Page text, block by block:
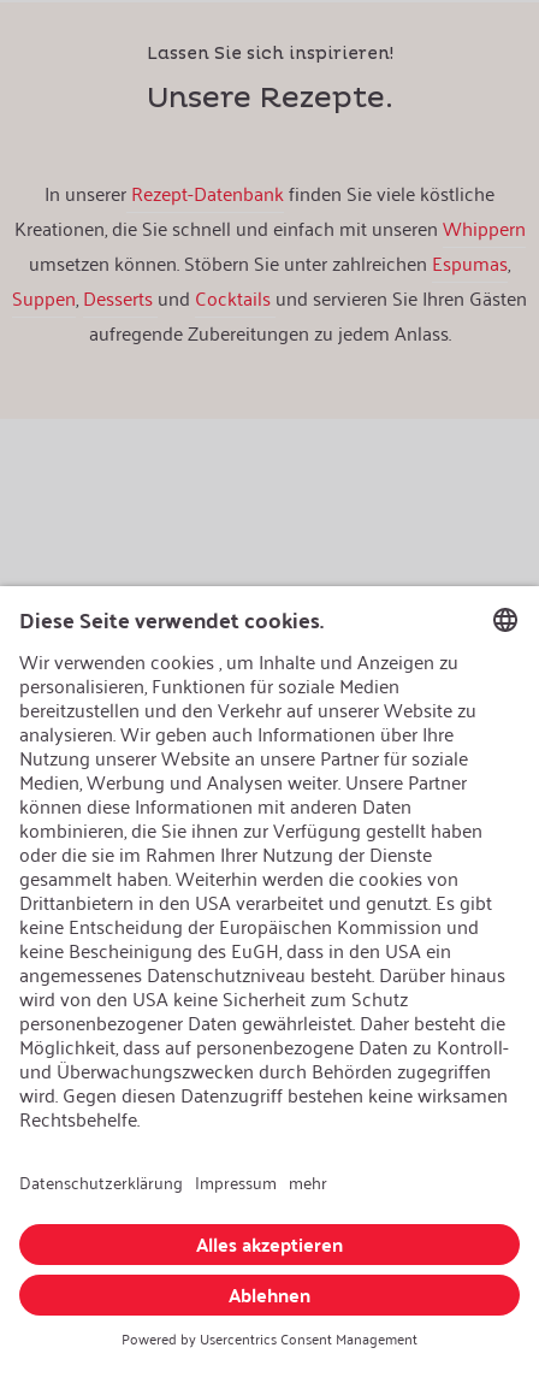
Lassen Sie sich inspirieren!
Unsere Rezepte.
In unsererRezept-Datenbankfinden Sie viele köstliche
Kreationen, die Sie schnell und einfach mit unserenWhippern
umsetzen können. Stöbern Sie unter zahlreichen Espumas,
Suppen,Dessertsund Cocktailsund servieren Sie Ihren Gästen
aufregende Zubereitungen zu jedem Anlass.
AEB/CoC
Nachhaltigkeit
Recycling
Nachhaltigkeit
Karriere
Offene Jobs
Kontakt
iSi Group
Produktkatalog
Garantieerweiterung
Unternehmenspolitik
Code of Conduct
Sprache ändern
Besuchen Sie uns auch auf: